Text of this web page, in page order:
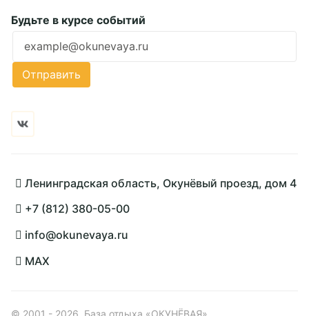
Будьте в курсе событий
Ошибка заполнения
Отправить
Ленинградская область, Окунёвый проезд, дом 4
+7 (812) 380-05-00
info@okunevaya.ru
MAX
© 2001 - 2026, База отдыха «ОКУНЁВАЯ»